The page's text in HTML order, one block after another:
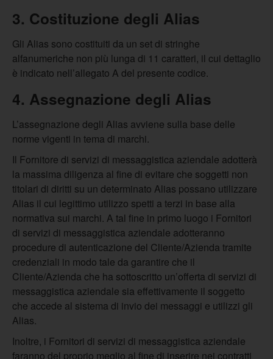
3. Costituzione degli Alias
Gli Alias sono costituiti da un set di stringhe
alfanumeriche non più lunga di 11 caratteri, il cui dettaglio
è indicato nell’allegato A del presente codice.
4. Assegnazione degli Alias
L’assegnazione degli Alias avviene sulla base delle
norme vigenti in tema di marchi.
Il Fornitore di servizi di messaggistica aziendale adotterà
la massima diligenza al fine di evitare che soggetti non
titolari di diritti su un determinato Alias possano utilizzare
Alias il cui legittimo utilizzo spetti a terzi in base alla
normativa sui marchi. A tal fine in primo luogo i Fornitori
di servizi di messaggistica aziendale adotteranno
procedure di autenticazione del Cliente/Azienda tramite
credenziali in modo tale da garantire che il
Cliente/Azienda che ha sottoscritto un’offerta di servizi di
messaggistica aziendale sia effettivamente il soggetto
che accede al sistema di invio dei messaggi e utilizzi gli
Alias.
Inoltre, i Fornitori di servizi di messaggistica aziendale
faranno del proprio meglio al fine di inserire nei contratti